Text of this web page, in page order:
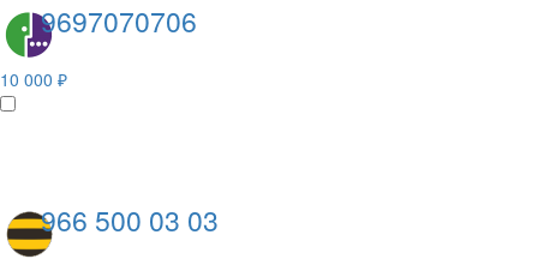
9697070706
10 000 ₽
966 500 03 03